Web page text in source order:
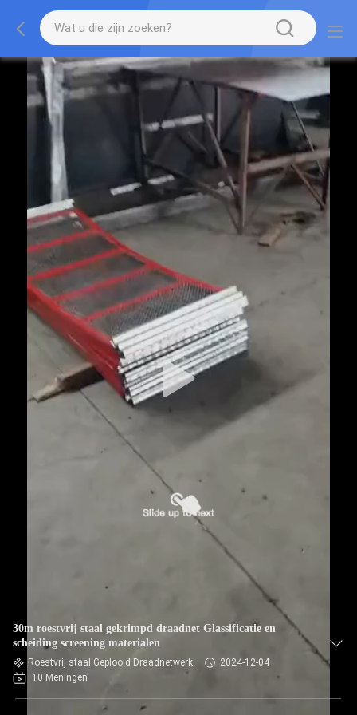
30m roestvrij staal gekrimpd draadnet Glassificatie en
scheiding screening materialen
Roestvrij staal Geplooid Draadnetwerk
2024-12-04
10 Meningen